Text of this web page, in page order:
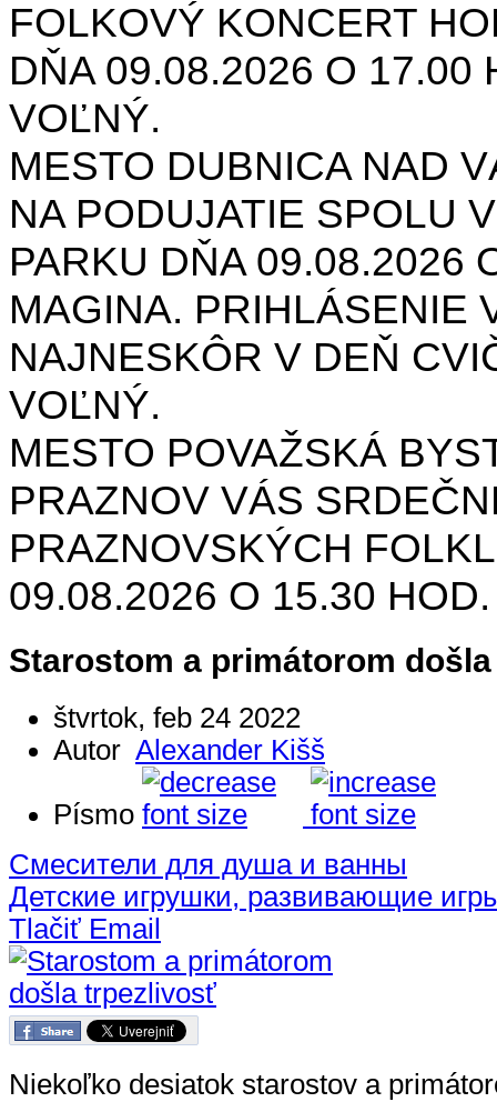
FOLKOVÝ KONCERT
DŇA 09.08.2026 O 17.00
VOĽNÝ.
MESTO DUBNICA NAD
NA PODUJATIE SPOLU
PARKU DŇA 09.08.2026
MAGINA. PRIHLÁSENIE
NAJNESKÔR V DEŇ
VOĽNÝ.
MESTO POVAŽSKÁ
PRAZNOV VÁS
PRAZNOVSKÝCH
09.08.2026 O 15.30
Starostom a primátorom
štvrtok, feb 24 2022
Autor Alexander Kišš
Písmo
Смесители для душа и ванны
Детские игрушки, развивающие
Tlačiť Email
Niekoľko desiatok starostov a